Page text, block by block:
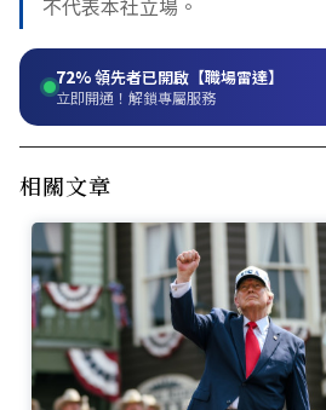
不代表本社立場。
72%領先者已開啟【職場雷達】
立即開通！解鎖專屬服務
相關文章